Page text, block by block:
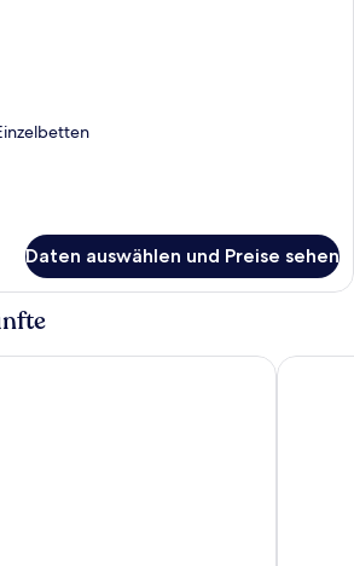
Daten auswählen und Preise sehen
Hotel